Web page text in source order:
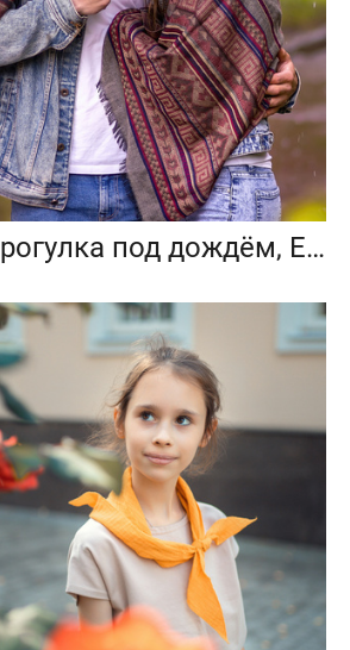
Семейная прогулка под дождём, Екатерининский парк, Москва